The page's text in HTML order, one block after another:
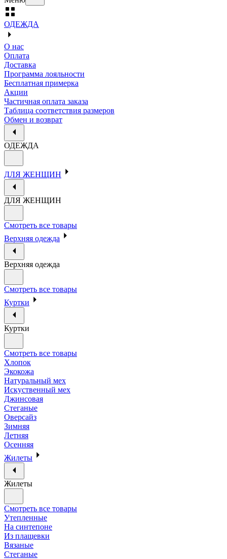
ОДЕЖДА
О нас
Оплата
Доставка
Программа лояльности
Бесплатная примерка
Акции
Частичная оплата заказа
Таблица соответствия размеров
Обмен и возврат
ОДЕЖДА
ДЛЯ ЖЕНЩИН
ДЛЯ ЖЕНЩИН
Смотреть все товары
Верхняя одежда
Верхняя одежда
Смотреть все товары
Куртки
Куртки
Смотреть все товары
Хлопок
Экокожа
Натуральный мех
Искуственный мех
Джинсовая
Стеганые
Оверсайз
Зимняя
Летняя
Осенняя
Жилеты
Жилеты
Смотреть все товары
Утепленные
На синтепоне
Из плащевки
Вязаные
Стеганые